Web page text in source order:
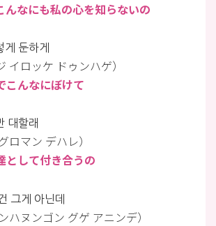
んなにも私の心を知らないの
게 둔하게
イロッケ ドゥンハゲ）
こんなにぼけて
대할래
ロマン デハレ）
として付き合うの
그게 아닌데
ハヌンゴン グゲ アニンデ）